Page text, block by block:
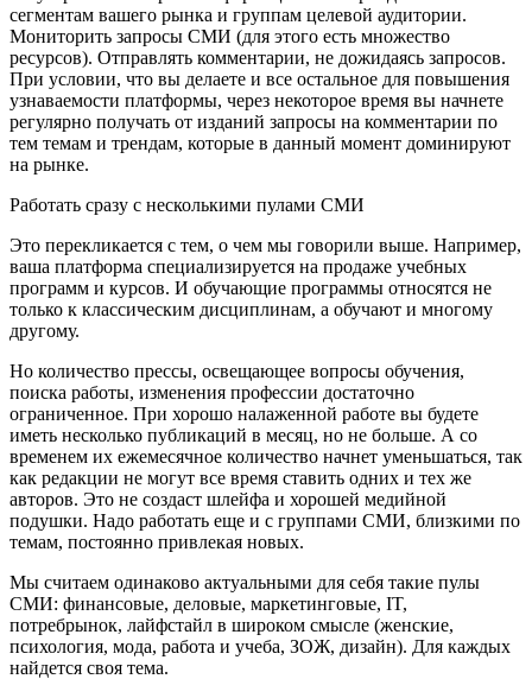
сегментам вашего рынка и группам целевой аудитории.
Мониторить запросы СМИ (для этого есть множество
ресурсов). Отправлять комментарии, не дожидаясь запросов.
При условии, что вы делаете и все остальное для повышения
узнаваемости платформы, через некоторое время вы начнете
регулярно получать от изданий запросы на комментарии по
тем темам и трендам, которые в данный момент доминируют
на рынке.
Работать сразу с несколькими пулами СМИ
Это перекликается с тем, о чем мы говорили выше. Например,
ваша платформа специализируется на продаже учебных
программ и курсов. И обучающие программы относятся не
только к классическим дисциплинам, а обучают и многому
другому.
Но количество прессы, освещающее вопросы обучения,
поиска работы, изменения профессии достаточно
ограниченное. При хорошо налаженной работе вы будете
иметь несколько публикаций в месяц, но не больше. А со
временем их ежемесячное количество начнет уменьшаться, так
как редакции не могут все время ставить одних и тех же
авторов. Это не создаст шлейфа и хорошей медийной
подушки. Надо работать еще и с группами СМИ, близкими по
темам, постоянно привлекая новых.
Мы считаем одинаково актуальными для себя такие пулы
СМИ: финансовые, деловые, маркетинговые, IT,
потребрынок, лайфстайл в широком смысле (женские,
психология, мода, работа и учеба, ЗОЖ, дизайн). Для каждых
найдется своя тема.